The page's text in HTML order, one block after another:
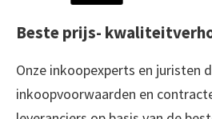
Beste prijs-
Onze inkoopexperts en juristen
inkoopvoorwaarden en